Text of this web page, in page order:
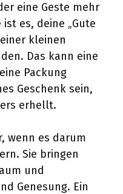
eine Geste mehr
es, deine „Gute
kleinen
Das kann eine
Packung
Geschenk sein,
erhellt.
wenn es darum
Sie bringen
und
Genesung. Ein